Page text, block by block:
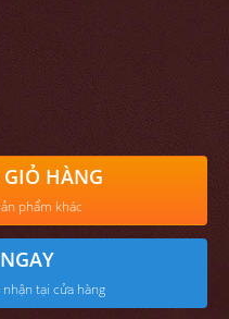
HÀNG
phẩm khác
tại cửa hàng